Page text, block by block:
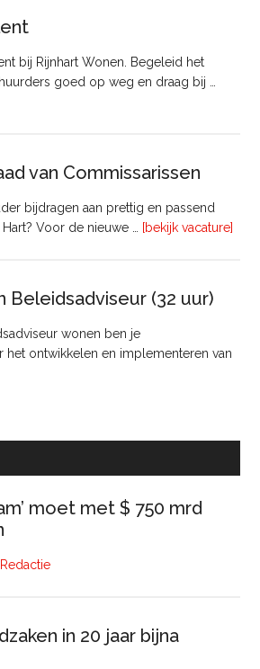
bij Rijnhart Wonen. Begeleid het
goed op weg en draag bij …
van Commissarissen
bijdragen aan prettig en passend
Voor de nieuwe …
[bekijk vacature]
Beleidsadviseur (32 uur)
wonen ben je
het ontwikkelen en implementeren van
moet met $ 750 mrd
Redactie
in 20 jaar bijna